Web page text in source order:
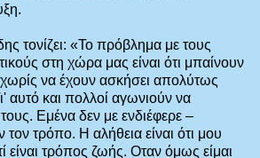
τονίζει: «Το πρόβλημα με τους
στη χώρα μας είναι ότι μπαίνουν
να έχουν ασκήσει απολύτως
αυτό και πολλοί αγωνιούν να
Εμένα δεν με ενδιέφερε –
τον τρόπο. Η αλήθεια είναι ότι μου
είναι τρόπος ζωής. Οταν όμως είμαι